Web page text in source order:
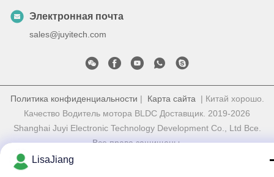
Электронная почта
sales@juyitech.com
Политика конфиденциальности | Карта сайта | Китай хорошо.
Качество Водитель мотора BLDC Доставщик. 2019-2026
Shanghai Juyi Electronic Technology Development Co., Ltd Все.
Все права защищены.
LisaJiang